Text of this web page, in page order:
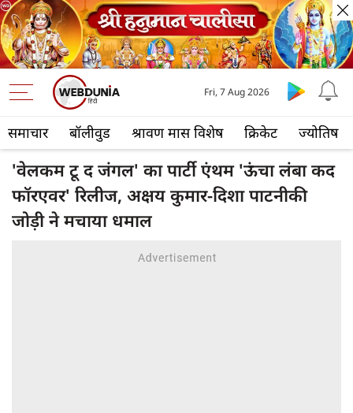
समाचार बॉलीवुड श्रावण मास विशेष क्रिकेट ज्योतिष
Fri, 7 Aug 2026
'वेलकम टू द जंगल' का पार्टी एंथम 'ऊंचा लंबा कद
फॉरएवर' रिलीज, अक्षय कुमार-दिशा पाटनीकी
जोड़ी ने मचाया धमाल